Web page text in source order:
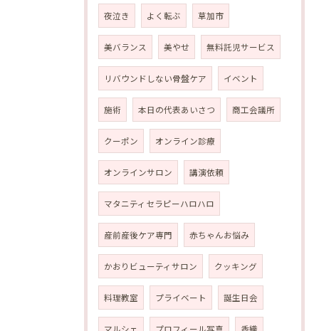
夜泣き よく転ぶ 草加市
美バランス 美やせ 無料託児サービス
リバウンドしない骨盤ケア イベント
施術 本日の代表あいさつ 商工会議所
クーポン オンライン診療
オンラインサロン 講演依頼
マタニティセラピーハロハロ
産前産後ケア専門 赤ちゃんお悩み
かおりビューティサロン クッキング
料理教室 プライベート 誕生日会